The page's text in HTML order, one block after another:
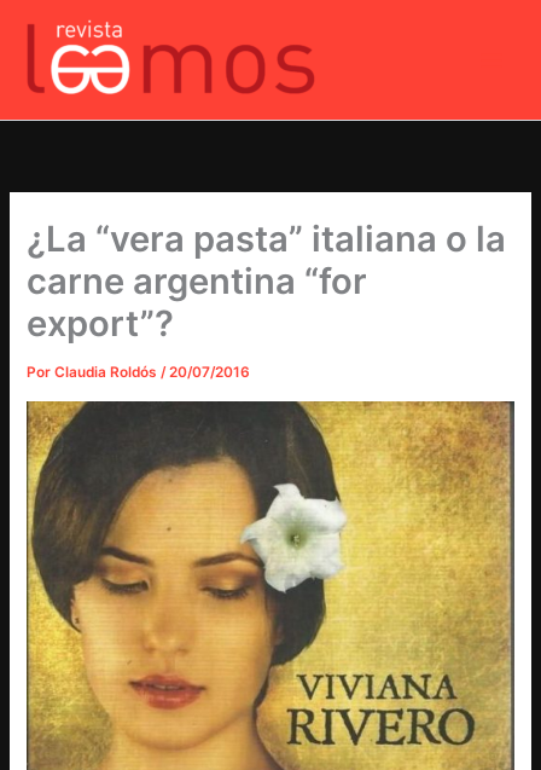
contenido
¿La “vera pasta” italiana o la
carne argentina “for
export”?
PorClaudia Roldós/20/07/2016